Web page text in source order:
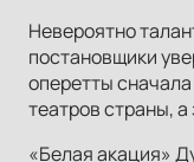
Невероятно
постановщики
оперетты
театров страны,
«Белая акация»